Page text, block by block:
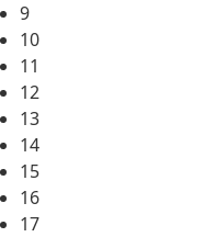
9
10
11
12
13
14
15
16
17